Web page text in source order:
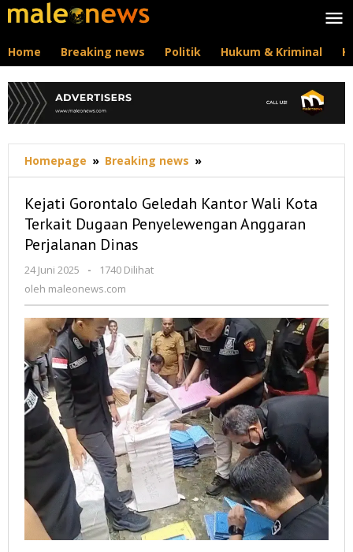
Lewati
ke
Home Breaking news Politik Hukum & Kriminal
Homepage » Breaking news »
Gorontalo
Kantor
Wali
Anggaran
Perjalanan
Dinas
Kejati Gorontalo Geledah Kantor Wali Kota
Terkait Dugaan Penyelewengan Anggaran
Perjalanan Dinas
24 Juni 2025
oleh
-
1740 Dilihat
oleh maleonews.com